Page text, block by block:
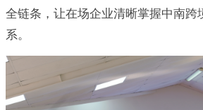
全链条，让在场企业清晰掌握中南跨
系。